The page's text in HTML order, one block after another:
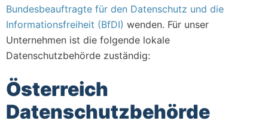
Bundesbeauftragte für den Datenschutz und die
Informationsfreiheit (BfDI) wenden. Für unser
Unternehmen ist die folgende lokale
Datenschutzbehörde zuständig:
Österreich
Datenschutzbehörde